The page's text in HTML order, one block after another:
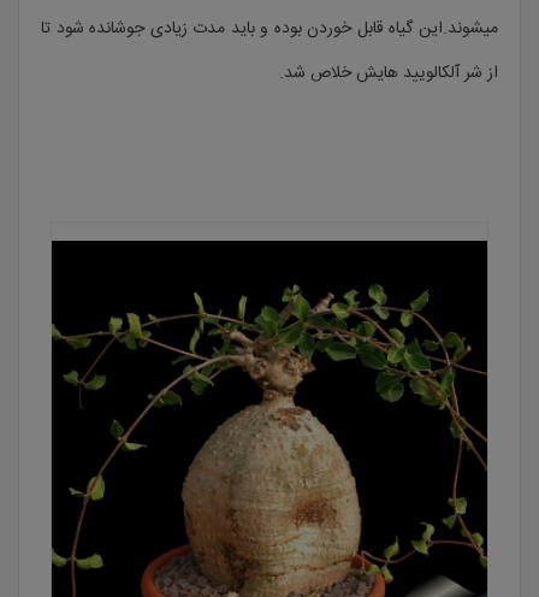
میشوند.این گیاه قابل خوردن بوده و باید مدت زیادی جوشانده شود تا
از شر آلکالویید هایش خلاص شد.